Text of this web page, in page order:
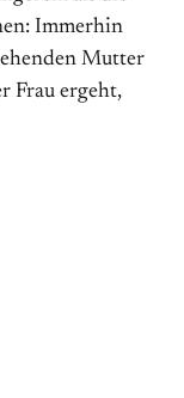
Immerhin
Mutter
Frau ergeht,